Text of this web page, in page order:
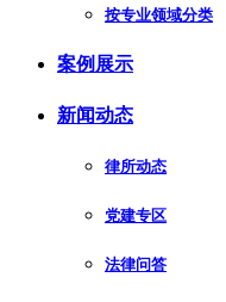
按专业领域分类
案例展示
新闻动态
律所动态
党建专区
法律问答